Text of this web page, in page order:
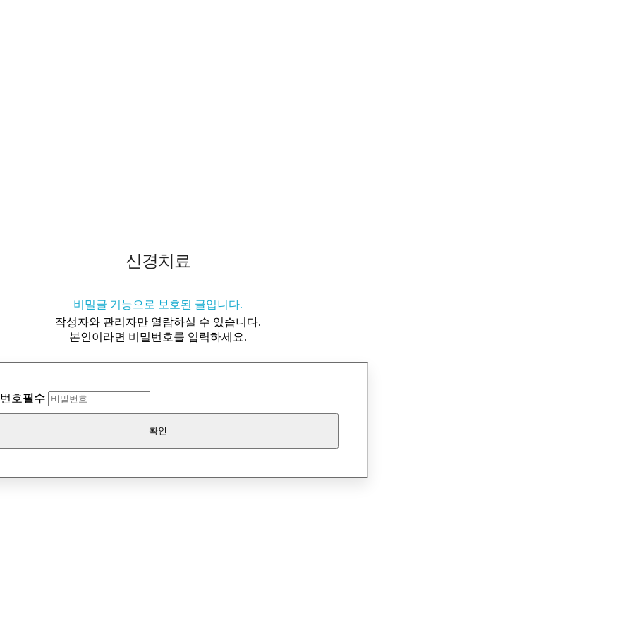
신경치료
비밀글 기능으로 보호된 글입니다.
작성자와 관리자만 열람하실 수 있습니다.
본인이라면 비밀번호를 입력하세요.
호필수